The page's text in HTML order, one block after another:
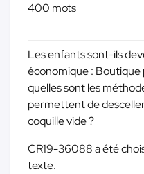
400 mots
Les enfants sont-ils
économique :
quelles sont les
permettent de
coquille vide ?
CR19-36088 a été
texte.